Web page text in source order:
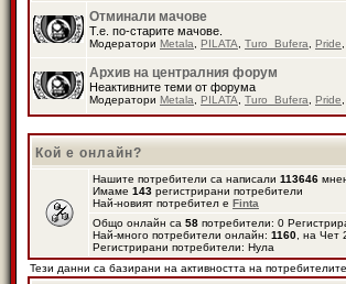
Отминали мачове
Т.е. по-старите мачове.
Модератори Metala PILATA Turo_Bufera Pride
Архив на централния форум
Неактивните теми от форума
Модератори Metala PILATA Turo_Bufera Pride
Кой е онлайн?
Нашите потребители са написали 113646
Имаме 143 регистрирани потребители
Най-новият потребител е Finta
Общо онлайн са 58 потребители: 0
Най-много потребители онлайн: 1160 , на Чет
Регистрирани потребители: Нула
Тези данни са базирани на активността на